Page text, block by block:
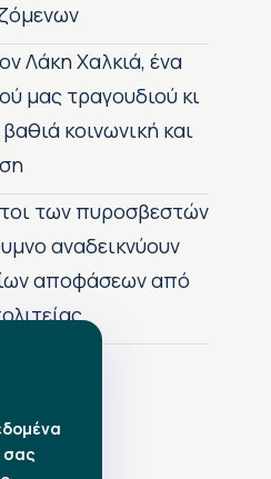
Λάκη Χαλκιά, ένα
μας τραγουδιού κι
κοινωνική και
των πυροσβεστών
αναδεικνύουν
αποφάσεων από
σας